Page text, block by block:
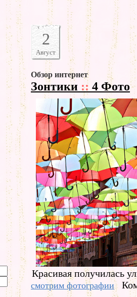
2
Август
Обзор интернет
Зонтики :: 4 Фото
Красивая получилась
смотрим фотографии